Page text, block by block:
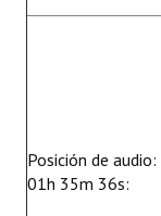
Posición de audio:
01h 35m 36s: